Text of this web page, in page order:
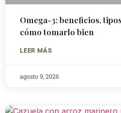
Omega-3: beneficios,
cómo tomarlo bien
LEER MÁS
agosto 9, 2026